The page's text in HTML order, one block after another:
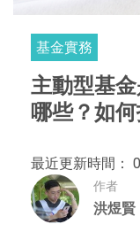
基金實務
主動型基
哪些？如何
最近更新時間：
作者
洪煜賢